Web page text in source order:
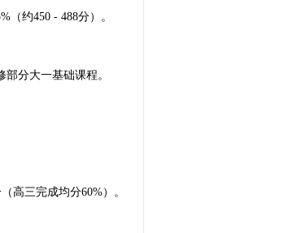
约450 - 488分）。
分大一基础课程。
高三完成均分60%）。